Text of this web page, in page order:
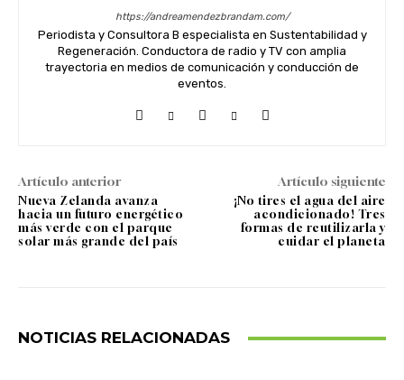
https://andreamendezbrandam.com/
Periodista y Consultora B especialista en Sustentabilidad y
Regeneración. Conductora de radio y TV con amplia
trayectoria en medios de comunicación y conducción de
eventos.
Artículo anterior
Nueva Zelanda avanza
hacia un futuro energético
más verde con el parque
solar más grande del país
Artículo siguiente
¡No tires el agua del aire
acondicionado! Tres
formas de reutilizarla y
cuidar el planeta
NOTICIAS RELACIONADAS